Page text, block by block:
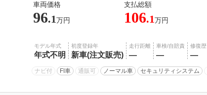
車両価格 支払総額
96.1万円 106.1万円
モデル年式
年式不明
初度登録年
新車(注文販売)
走行距離
―
車検/自賠責
―
修復歴
―
ナビ付 FI車 通販可 ノーマル車 セキュリティシステム